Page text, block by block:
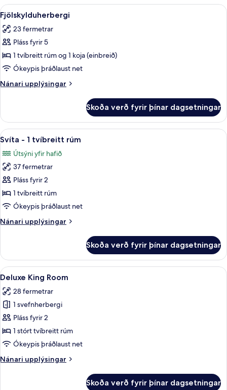
Skoða
allar
myndir
fyrir
Fjölskylduherbergi
Rúmföt úr egypskri bómull, rúmföt
5
Fjölskylduherbergi
23 fermetrar
Pláss fyrir 5
1 tvíbreitt rúm og 1 koja (einbreið)
Ókeypis þráðlaust net
Nánari upplýsingar
Nánari
Skoða verð fyrir þínar dagsetningar
Skoða
allar
myndir
fyrir
Svíta
-
1
rúm
Svíta - 1 tvíbreitt rúm | Rúmföt úr
6
Svíta - 1 tvíbreitt rúm
Útsýni yfir hafið
37 fermetrar
Pláss fyrir 2
1 tvíbreitt rúm
Ókeypis þráðlaust net
Nánari upplýsingar
Nánari
-
tvíbreitt
Skoða verð fyrir þínar dagsetningar
Skoða
allar
myndir
fyrir
Deluxe
King
Room
Deluxe King Room | Rúmföt úr
5
Deluxe King Room
28 fermetrar
1 svefnherbergi
Pláss fyrir 2
1 stórt tvíbreitt rúm
Ókeypis þráðlaust net
Nánari upplýsingar
Nánari
Skoða verð fyrir þínar dagsetningar